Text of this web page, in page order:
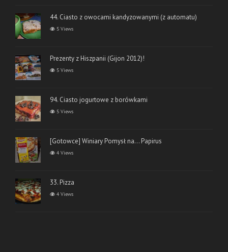
44. Ciasto z owocami kandyzowanymi (z automatu)
5 Views
Prezenty z Hiszpanii (Gijon 2012)!
5 Views
94. Ciasto jogurtowe z borówkami
5 Views
[Gotowce] Winiary Pomysł na… Papirus
4 Views
33. Pizza
4 Views